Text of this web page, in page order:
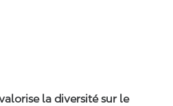
la diversité sur le